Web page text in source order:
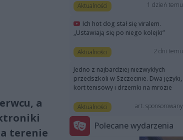
a
terenie
Aktualności 1 dzień temu
Ich hot dog stał się viralem.
„Ustawiają się po niego kolejki”
Aktualności 2 dni temu
Jedno z najbardziej niezwykłych
przedszkoli w Szczecinie. Dwa języki,
kort tenisowy i drzemki na mrozie
Aktualności art. sponsorowany
Polecane wydarzenia